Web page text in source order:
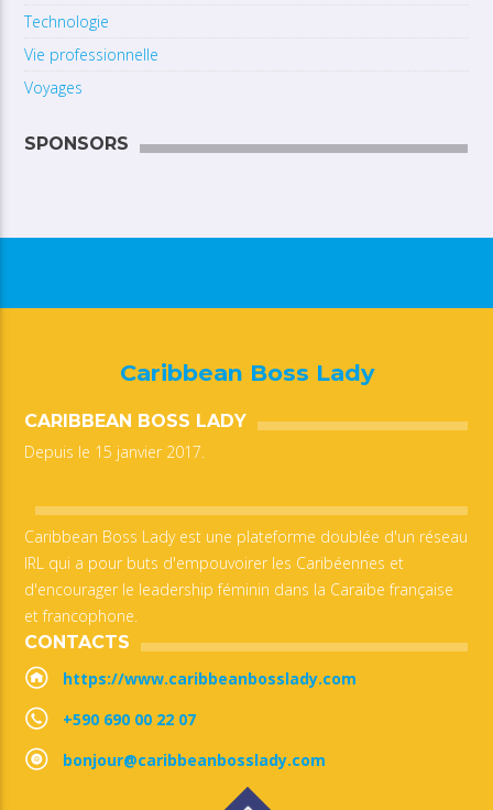
Technologie
Vie professionnelle
Voyages
SPONSORS
Caribbean Boss Lady
CARIBBEAN BOSS LADY
Depuis le 15 janvier 2017.
Caribbean Boss Lady est une plateforme doublée d'un réseau
IRL qui a pour buts d'empouvoirer les Caribéennes et
d'encourager le leadership féminin dans la Caraïbe française
et francophone.
CONTACTS
https://www.caribbeanbosslady.com
+590 690 00 22 07
bonjour@caribbeanbosslady.com